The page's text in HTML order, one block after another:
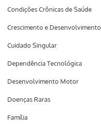
Condições Crônicas de Saúde
Crescimento e Desenvolvimento
Cuidado Singular
Dependência Tecnológica
Desenvolvimento Motor
Doenças Raras
Família